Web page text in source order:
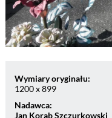
Wymiary oryginału:
1200 x 899
Nadawca:
Jan Korab Szczurkowski